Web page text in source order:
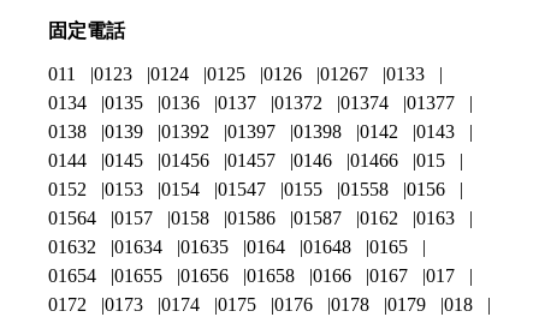
固定電話
011 0123 0124 0125 0126 01267
0133
0134
0135 0136 0137 01372 01374
01377
0138
0139 01392 01397 01398 0142
0143
0144
0145 01456 01457 0146 01466
015
0152
0153 0154 01547 0155 01558
0156
01564
0157 0158 01586 01587 0162
0163
01632
01634 01635 0164 01648
0165
01654
01655 01656 01658 0166 0167
017
0172
0173 0174 0175 0176 0178 0179
018